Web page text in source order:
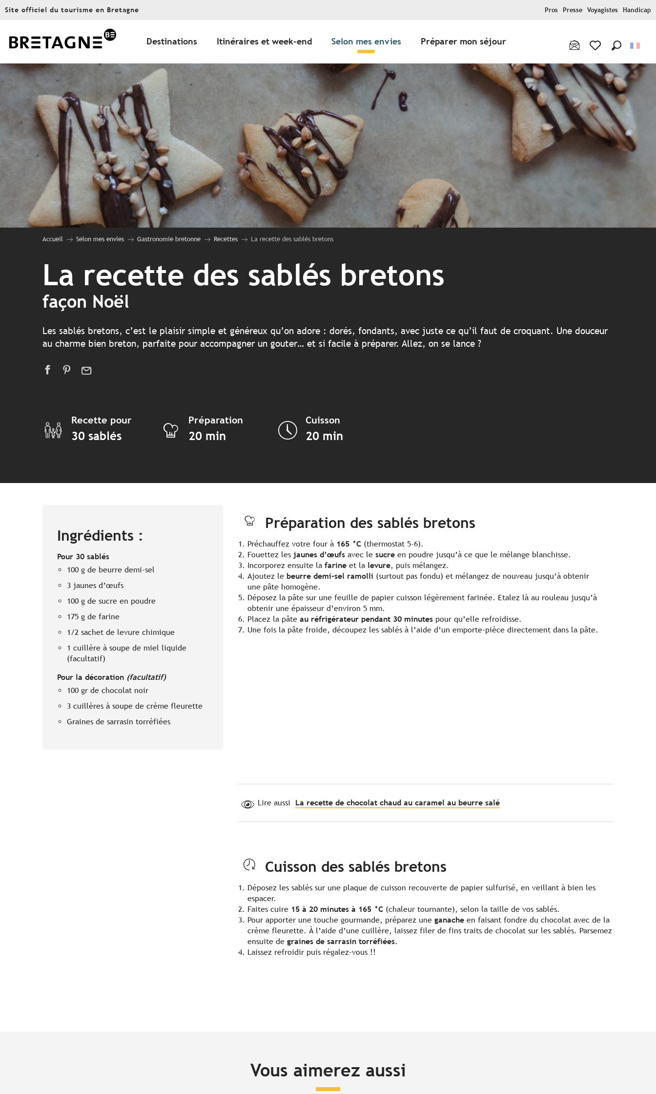
Aller
principal
Site officiel du tourisme en Bretagne Pros Presse Voyagistes Handicap
Destinations Itinéraires et week-end Selon mes envies Préparer mon séjour
Accueil Selon mes envies Gastronomie bretonne Recettes La recette des sablés bretons
La recette des sablés bretons
façon Noël
Les sablés bretons, c’est le plaisir simple et généreux qu’on adore : dorés, fondants, avec juste ce qu’il faut de croquant. Une douceur
au charme bien breton, parfaite pour accompagner un gouter… et si facile à préparer. Allez, on se lance ?
Recette pour
30 sablés
Préparation
20 min
Cuisson
20 min
Ingrédients :
Pour 30 sablés
100 g de beurre demi-sel
3 jaunes d’œufs
100 g de sucre en poudre
175 g de farine
1/2 sachet de levure chimique
1 cuillère à soupe de miel liquide
(facultatif)
Pour la décoration (facultatif)
100 gr de chocolat noir
3 cuillères à soupe de crème fleurette
Graines de sarrasin torréfiées
Préparation des sablés bretons
Préchauffez votre four à 165 °C (thermostat 5-6).
Fouettez les jaunes d’œufs avec le sucre en poudre jusqu’à ce que le mélange blanchisse.
Incorporez ensuite la farine et la levure, puis mélangez.
Ajoutez le beurre demi-sel ramolli (surtout pas fondu) et mélangez de nouveau jusqu’à obtenir
une pâte homogène.
Déposez la pâte sur une feuille de papier cuisson légèrement farinée. Etalez là au rouleau jusqu’à
obtenir une épaisseur d’environ 5 mm.
Placez la pâte au réfrigérateur pendant 30 minutes pour qu’elle refroidisse.
Une fois la pâte froide, découpez les sablés à l’aide d’un emporte-pièce directement dans la pâte.
Lire aussi La recette de chocolat chaud au caramel au beurre salé
Cuisson des sablés bretons
Déposez les sablés sur une plaque de cuisson recouverte de papier sulfurisé, en veillant à bien les
espacer.
Faites cuire 15 à 20 minutes à 165 °C (chaleur tournante), selon la taille de vos sablés.
Pour apporter une touche gourmande, préparez une ganache en faisant fondre du chocolat avec de la
crème fleurette. À l’aide d’une cuillère, laissez filer de fins traits de chocolat sur les sablés. Parsemez
ensuite de graines de sarrasin torréfiées.
Laissez refroidir puis régalez-vous !!
Vous aimerez aussi